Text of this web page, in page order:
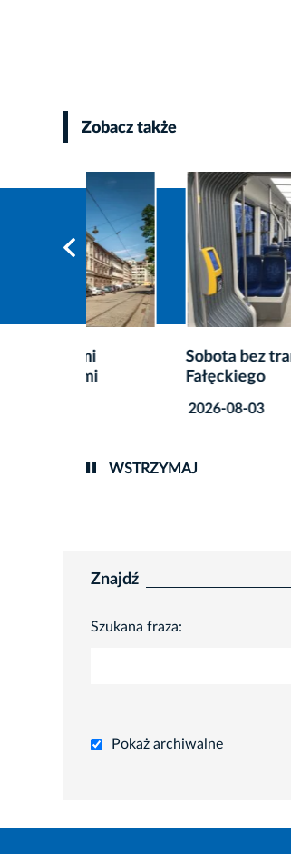
Zobacz także
Sobota bez tramwajów do
Fałęckiego
WSTRZYMAJ
Znajdź
Szukana fraza:
Pokaż archiwalne